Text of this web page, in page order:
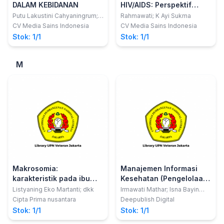
DALAM KEBIDANAN
Putu Lakustini Cahyaningrum;
dkk
CV Media Sains Indonesia
Stok: 1/1
HIV/AIDS: Perspektif
Sosial dan Klinis
Rahmawati; K Ayi Sukma
CV Media Sains Indonesia
Stok: 1/1
M
Makrosomia:
karakteristik pada ibu
dan bayi
Listyaning Eko Martanti; dkk
Cipta Prima nusantara
Stok: 1/1
Manajemen Informasi
Kesehatan (Pengelolaan
Rekam Medis) Edisi Revisi
Irmawati Mathar; Isna Bayin
Igayanti
Deepublish Digital
Stok: 1/1